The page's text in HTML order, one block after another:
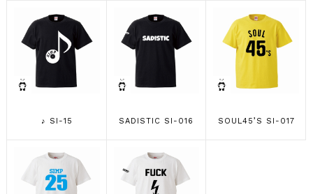
♪ SI-15 SADISTIC SI-016 SOUL45’S SI-017